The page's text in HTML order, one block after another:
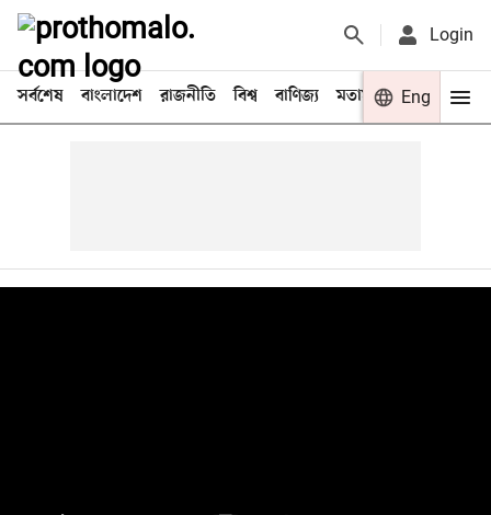
Login
সর্বশেষ বাংলাদেশ রাজনীতি বিশ্ব বাণিজ্য মতামত খেলা
Eng